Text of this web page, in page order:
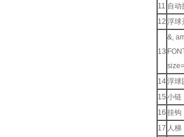
11 自动
12 浮球
13
&,
14浮球
15 小链
16 挂钩
17 人梯